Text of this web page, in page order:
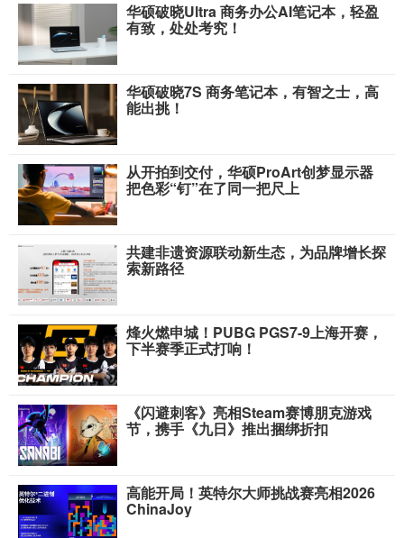
华硕破晓Ultra 商务办公AI笔记本，轻盈
有致，处处考究！
华硕破晓7S 商务笔记本，有智之士，高
能出挑！
从开拍到交付，华硕ProArt创梦显示器
把色彩“钉”在了同一把尺上
共建非遗资源联动新生态，为品牌增长探
索新路径
烽火燃申城！PUBG PGS7-9上海开赛，
下半赛季正式打响！
《闪避刺客》亮相Steam赛博朋克游戏
节，携手《九日》推出捆绑折扣
高能开局！英特尔大师挑战赛亮相2026
ChinaJoy